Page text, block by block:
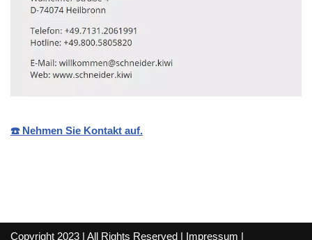
☎️ Nehmen Sie Kontakt auf.
Copyright 2023 | All Rights Reserved | Impressum |